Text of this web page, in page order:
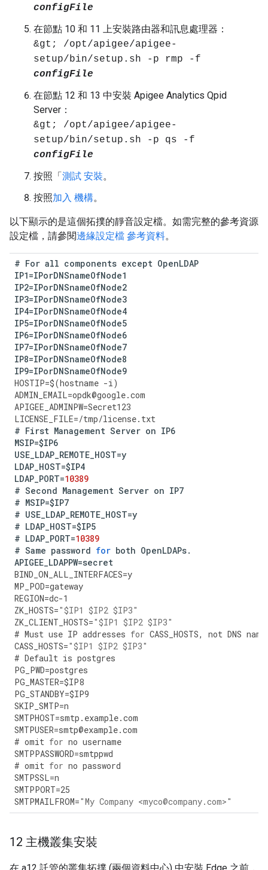
configFile
在節點 10 和 11 上安裝路由器和訊息處理器：
&gt; /opt/apigee/apigee-
setup/bin/setup.sh -p rmp -f
configFile
在節點 12 和 13 中安裝 Apigee Analytics Qpid
Server：
&gt; /opt/apigee/apigee-
setup/bin/setup.sh -p qs -f
configFile
按照「測試 安裝。
按照加入 機構。
以下顯示的是這個拓撲的靜音設定檔。如需完整的參考資源
設定檔，請參閱邊緣設定檔 參考資料。
# For all components except OpenLDAP
IP1=IPorDNSnameOfNode1
IP2=IPorDNSnameOfNode2
IP3=IPorDNSnameOfNode3
IP4=IPorDNSnameOfNode4
IP5=IPorDNSnameOfNode5
IP6=IPorDNSnameOfNode6
IP7=IPorDNSnameOfNode7
IP8=IPorDNSnameOfNode8
IP9=IPorDNSnameOfNode9
HOSTIP=$(hostname -i)
ADMIN_EMAIL=opdk@google.com
APIGEE_ADMINPW=Secret123
LICENSE_FILE=/tmp/license.txt
# First Management Server on IP6
MSIP=$IP6
USE_LDAP_REMOTE_HOST=y
LDAP_HOST=$IP4
LDAP_PORT=10389
# Second Management Server on IP7
# MSIP=$IP7
# USE_LDAP_REMOTE_HOST=y
# LDAP_HOST=$IP5
# LDAP_PORT=10389
# Same password for both OpenLDAPs.
APIGEE_LDAPPW=secret
BIND_ON_ALL_INTERFACES=y
MP_POD=gateway
REGION=dc-1
ZK_HOSTS="$IP1 $IP2 $IP3"
ZK_CLIENT_HOSTS="$IP1 $IP2 $IP3"
# Must use IP addresses for CASS_HOSTS, not DNS
CASS_HOSTS="$IP1 $IP2 $IP3"
# Default is postgres
PG_PWD=postgres
PG_MASTER=$IP8
PG_STANDBY=$IP9
SKIP_SMTP=n
SMTPHOST=smtp . example.com
SMTPUSER=smtp@example.com
# omit for no username
SMTPPASSWORD=smtppwd
# omit for no password
SMTPSSL=n
SMTPPORT=25
SMTPMAILFROM="My Company <myco@company.com>"
12 主機叢集安裝